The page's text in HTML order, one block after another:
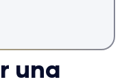
una